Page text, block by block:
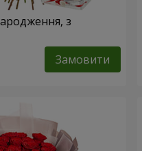
з
Замовити